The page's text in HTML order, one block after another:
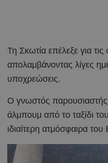
Τη Σκωτία επέλεξε για
απολαμβάνοντας λίγες
υποχρεώσεις.
Ο γνωστός
άλμπουμ από το ταξίδι
ιδιαίτερη ατμόσφαιρα